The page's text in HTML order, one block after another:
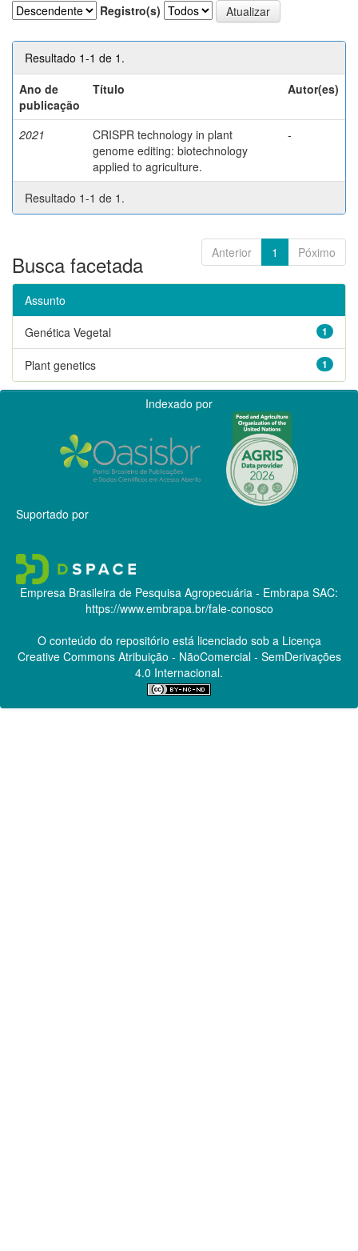
Registro(s)
Resultado 1-1 de 1.
Ano de
publicação
Título Autor(es)
2021
CRISPR technology in plant
genome editing: biotechnology
applied to agriculture.
-
Resultado 1-1 de 1.
Anterior 1 Póximo
Busca facetada
Assunto
1
Genética Vegetal
1
Plant genetics
Indexado por
Suportado por
Empresa Brasileira de Pesquisa Agropecuária - Embrapa SAC:
https://www.embrapa.br/fale-conosco
O conteúdo do repositório está licenciado sob a Licença
Creative CommonsAtribuição - NãoComercial - SemDerivações
4.0 Internacional.